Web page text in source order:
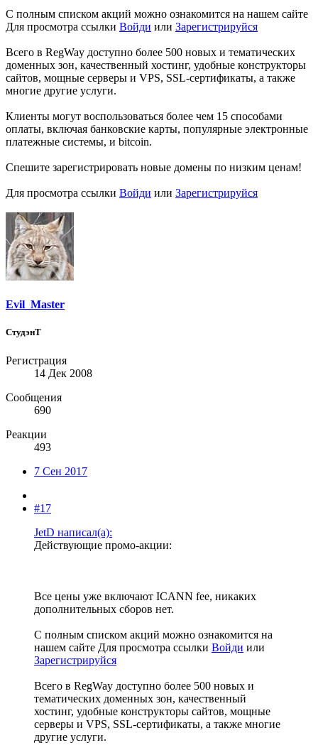
C полным списком акций можно ознакомится на нашем сайте
Для просмотра ссылки Войди или Зарегистрируйся
Всего в RegWay доступно более 500 новых и тематических
доменных зон, качественный хостинг, удобные конструкторы
сайтов, мощные серверы и VPS, SSL-сертификаты, а также
многие другие услуги.
Клиенты могут воспользоваться более чем 15 способами
оплаты, включая банковские карты, популярные электронные
платежные системы, и bitcoin.
Спешите зарегистрировать новые домены по низким ценам!
Для просмотра ссылки Войди или Зарегистрируйся
Evil_Master
СтудэнТ
Регистрация
14 Дек 2008
Сообщения
690
Реакции
493
7 Сен 2017
#17
JetD написал(а):
Действующие промо-акции:
Все цены уже включают ICANN fee, никаких
дополнительных сборов нет.
C полным списком акций можно ознакомится на
нашем сайте Для просмотра ссылки Войди или
Зарегистрируйся
Всего в RegWay доступно более 500 новых и
тематических доменных зон, качественный
хостинг, удобные конструкторы сайтов, мощные
серверы и VPS, SSL-сертификаты, а также многие
другие услуги.